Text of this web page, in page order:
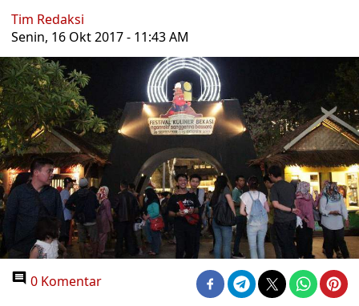
Tim Redaksi
Senin, 16 Okt 2017 - 11:43 AM
0 Komentar